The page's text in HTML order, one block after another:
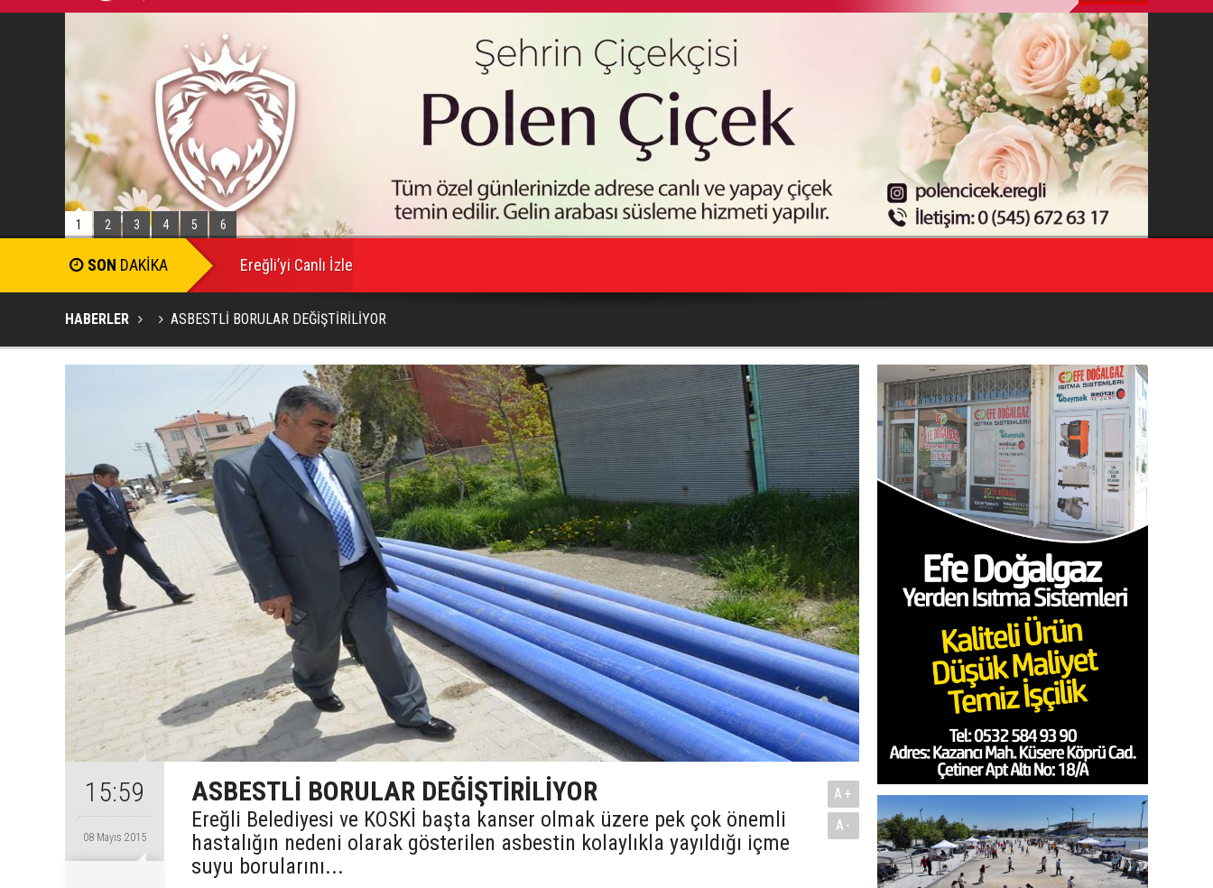
1 2 3 4 5 6
Ereğli’yi Canlı İzle
HABERLER ASBESTLİ BORULAR DEĞİŞTİRİLİYOR
15:59
08 Mayıs 2015
ASBESTLİ BORULAR DEĞİŞTİRİLİYOR
Ereğli Belediyesi ve KOSKİ başta kanser olmak üzere pek çok önemli
hastalığın nedeni olarak gösterilen asbestin kolaylıkla yayıldığı içme
suyu borularını...
A+
A-